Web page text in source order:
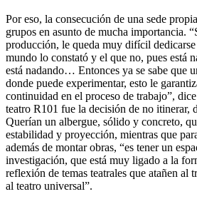
Por eso, la consecución de una sede
grupos en asunto de mucha importancia.
producción, le queda muy difícil dedicarse
mundo lo constató y el que no, pues está
está nadando… Entonces ya se sabe que
donde puede experimentar, esto le
continuidad en el proceso de trabajo”,
teatro R101 fue la decisión de no itinerar,
Querían un albergue, sólido y concreto,
estabilidad y proyección, mientras que
además de montar obras, “es tener un
investigación, que está muy ligado a la
reflexión de temas teatrales que atañen al
al teatro universal”.